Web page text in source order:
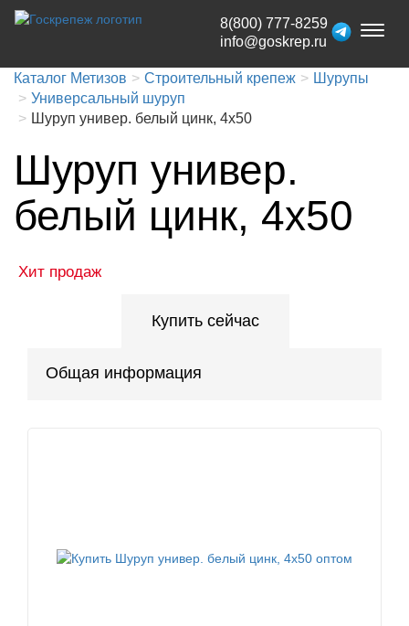
Toggle
8(800) 777-8259
info@goskrep.ru
Каталог Метизов Строительный крепеж
Шурупы
Универсальный шуруп
Шуруп универ. белый цинк, 4x50
Шуруп универ.
белый цинк, 4x50
Хит продаж
Купить сейчас
Общая информация